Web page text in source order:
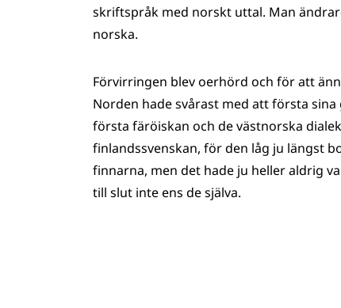
skriftspråk med norskt uttal. Man
norska.
Förvirringen blev oerhörd och för att
Norden hade svårast med att första
första färöiskan och de västnorska
finlandssvenskan, för den låg ju längst
finnarna, men det hade ju heller aldrig
till slut inte ens de själva.